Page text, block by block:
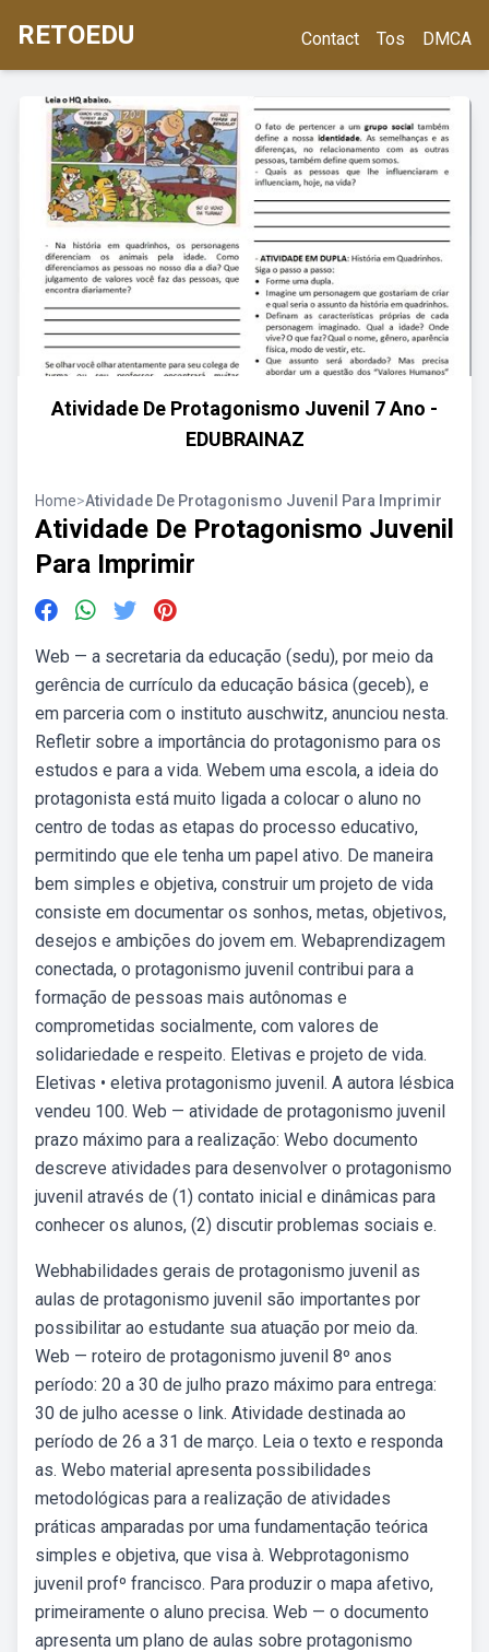
RETOEDU Contact Tos DMCA
Atividade De Protagonismo Juvenil 7 Ano -
EDUBRAINAZ
Home>Atividade De Protagonismo Juvenil Para Imprimir
Atividade De Protagonismo Juvenil
Para Imprimir
Web — a secretaria da educação (sedu), por meio da
gerência de currículo da educação básica (geceb), e
em parceria com o instituto auschwitz, anunciou nesta.
Refletir sobre a importância do protagonismo para os
estudos e para a vida. Webem uma escola, a ideia do
protagonista está muito ligada a colocar o aluno no
centro de todas as etapas do processo educativo,
permitindo que ele tenha um papel ativo. De maneira
bem simples e objetiva, construir um projeto de vida
consiste em documentar os sonhos, metas, objetivos,
desejos e ambições do jovem em. Webaprendizagem
conectada, o protagonismo juvenil contribui para a
formação de pessoas mais autônomas e
comprometidas socialmente, com valores de
solidariedade e respeito. Eletivas e projeto de vida.
Eletivas • eletiva protagonismo juvenil. A autora lésbica
vendeu 100. Web — atividade de protagonismo juvenil
prazo máximo para a realização: Webo documento
descreve atividades para desenvolver o protagonismo
juvenil através de (1) contato inicial e dinâmicas para
conhecer os alunos, (2) discutir problemas sociais e.
Webhabilidades gerais de protagonismo juvenil as
aulas de protagonismo juvenil são importantes por
possibilitar ao estudante sua atuação por meio da.
Web — roteiro de protagonismo juvenil 8º anos
período: 20 a 30 de julho prazo máximo para entrega:
30 de julho acesse o link. Atividade destinada ao
período de 26 a 31 de março. Leia o texto e responda
as. Webo material apresenta possibilidades
metodológicas para a realização de atividades
práticas amparadas por uma fundamentação teórica
simples e objetiva, que visa à. Webprotagonismo
juvenil profº francisco. Para produzir o mapa afetivo,
primeiramente o aluno precisa. Web — o documento
apresenta um plano de aulas sobre protagonismo